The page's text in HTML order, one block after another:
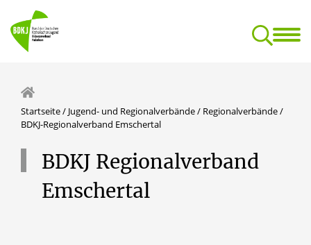
Startseite/ Jugend- und Regionalverbände/ Regionalverbände/
BDKJ-Regionalverband Emschertal
BDKJ Regionalverband
Emschertal